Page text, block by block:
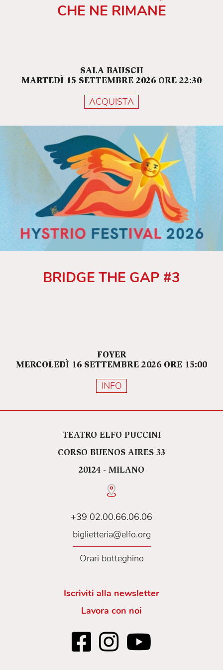
CHE NE RIMANE
SALA BAUSCH
MARTEDÌ 15 SETTEMBRE 2026 ORE 22:30
ACQUISTA
BRIDGE THE GAP #3
FOYER
MERCOLEDÌ 16 SETTEMBRE 2026 ORE 15:00
INFO
TEATRO ELFO PUCCINI
CORSO BUENOS AIRES 33
20124 - MILANO
+39 02.00.66.06.06
biglietteria@elfo.org
Orari botteghino
Iscriviti alla newsletter
Lavora con noi